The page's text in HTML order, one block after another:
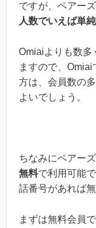
ですが、ペアー
人数でいえば単
Omiaiよりも数多
ますので、
方は、会員数の
よいでしょう。
ちなみにペアー
無料で利用可能
話番号があれば
まずは無料会員